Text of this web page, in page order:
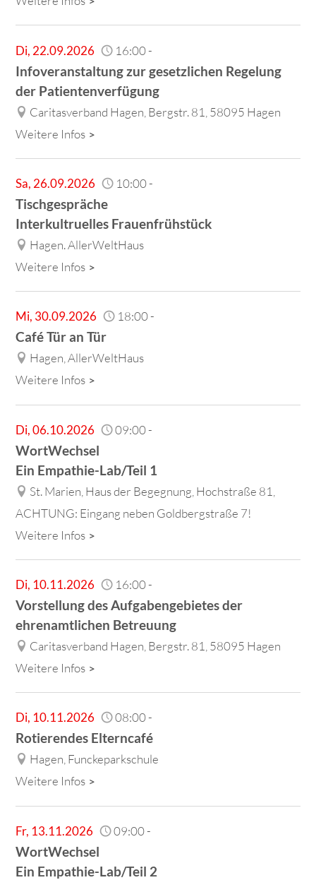
Di, 22.09.2026 16:00-
Infoveranstaltung zur gesetzlichen Regelung
der Patientenverfügung
Caritasverband Hagen, Bergstr. 81, 58095 Hagen
Weitere Infos
Sa, 26.09.2026 10:00-
Tischgespräche
Interkultruelles Frauenfrühstück
Hagen. AllerWeltHaus
Weitere Infos
Mi, 30.09.2026 18:00-
Café Tür an Tür
Hagen, AllerWeltHaus
Weitere Infos
Di,06.10.2026 09:00-
WortWechsel
Ein Empathie-Lab/Teil 1
St. Marien, Haus der Begegnung, Hochstraße 81,
ACHTUNG: Eingang neben Goldbergstraße 7!
Weitere Infos
Di, 10.11.2026 16:00-
Vorstellung des Aufgabengebietes der
ehrenamtlichen Betreuung
Caritasverband Hagen, Bergstr. 81, 58095 Hagen
Weitere Infos
Di, 10.11.2026 08:00-
Rotierendes Elterncafé
Hagen, Funckeparkschule
Weitere Infos
Fr, 13.11.2026 09:00-
WortWechsel
Ein Empathie-Lab/Teil 2